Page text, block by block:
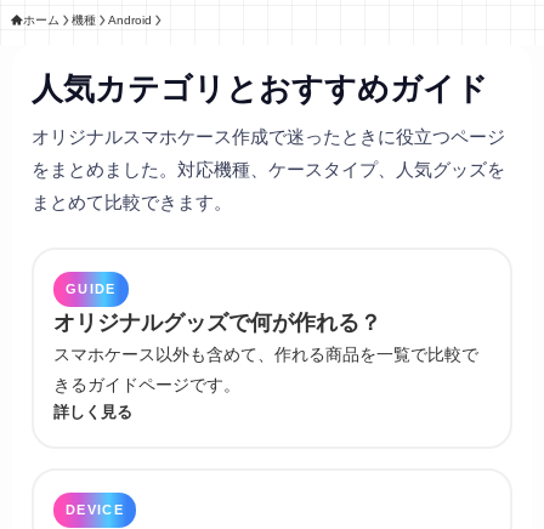
ホーム 機種 Android
人気カテゴリとおすすめガイド
オリジナルスマホケース作成で迷ったときに役立つページ
をまとめました。対応機種、ケースタイプ、人気グッズを
まとめて比較できます。
GUIDE
オリジナルグッズで何が作れる？
スマホケース以外も含めて、作れる商品を一覧で比較で
きるガイドページです。
詳しく見る
DEVICE